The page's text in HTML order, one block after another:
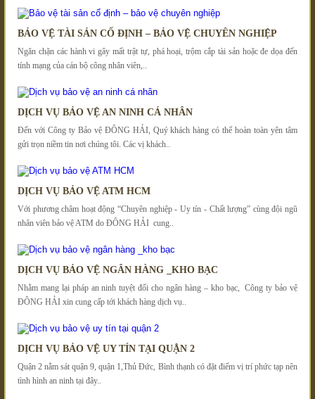
BẢO VỆ TÀI SẢN CỐ ĐỊNH – BẢO VỆ CHUYÊN NGHIỆP
Ngăn chặn các hành vi gây mất trật tự, phá hoại, trộm cắp tài sản hoặc đe dọa đến
tính mạng của cán bộ công nhân viên,..
DỊCH VỤ BẢO VỆ AN NINH CÁ NHÂN
Đến với Công ty Bảo vệ ĐÔNG HẢI, Quý khách hàng có thể hoàn toàn yên tâm
gửi trọn niềm tin nơi chúng tôi. Các vị khách..
DỊCH VỤ BẢO VỆ ATM HCM
Với phương châm hoạt động “Chuyên nghiệp - Uy tín - Chất lượng” cùng đội ngũ
nhân viên bảo vệ ATM do ĐÔNG HẢI cung..
DỊCH VỤ BẢO VỆ NGÂN HÀNG _KHO BẠC
Nhằm mang lại pháp an ninh tuyệt đối cho ngân hàng – kho bạc, Công ty bảo vệ
ĐÔNG HẢI xin cung cấp tới khách hàng dịch vụ..
DỊCH VỤ BẢO VỆ UY TÍN TẠI QUẬN 2
Quận 2 nằm sát quận 9, quận 1,Thủ Đức, Bình thạnh có đặt điểm vị trí phức tạp nên
tình hình an ninh tại đây..